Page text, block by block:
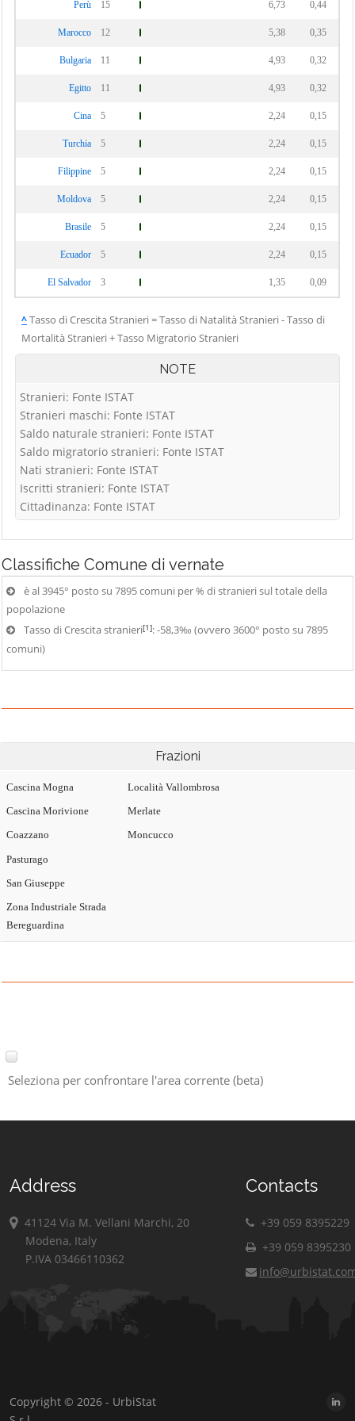
Perù 15 6,73 0,44
Marocco 12 5,38 0,35
Bulgaria 11 4,93 0,32
Egitto 11 4,93 0,32
Cina 5 2,24 0,15
Turchia 5 2,24 0,15
Filippine 5 2,24 0,15
Moldova 5 2,24 0,15
Brasile 5 2,24 0,15
Ecuador 5 2,24 0,15
El Salvador 3 1,35 0,09
^Tasso di Crescita Stranieri = Tasso di Natalità Stranieri - Tasso di
Mortalità Stranieri + Tasso Migratorio Stranieri
NOTE
Stranieri: Fonte ISTAT
Stranieri maschi: Fonte ISTAT
Saldo naturale stranieri: Fonte ISTAT
Saldo migratorio stranieri: Fonte ISTAT
Nati stranieri: Fonte ISTAT
Iscritti stranieri: Fonte ISTAT
Cittadinanza: Fonte ISTAT
Classifiche Comune di vernate
è al 3945° posto su 7895 comuni per % di stranieri sul totale della
popolazione
Tasso di Crescita stranieri[1]: -58,3‰ (ovvero 3600° posto su 7895
comuni)
Frazioni
Cascina Mogna
Cascina Morivione
Coazzano
Località Vallombrosa
Merlate
Moncucco
Pasturago
San Giuseppe
Zona Industriale Strada
Bereguardina
Seleziona per confrontare l'area corrente (beta)
Address
41124 Via M. Vellani Marchi, 20
Modena, Italy
P.IVA 03466110362
Contacts
+39 059 8395229
+39 059 8395230
Copyright © 2026 - UrbiStat